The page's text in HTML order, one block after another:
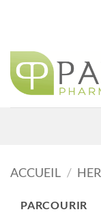
ACCUEIL /
PARCOURIR